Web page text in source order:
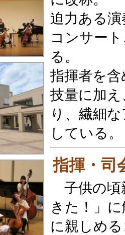
迫力ある
コンサー
る。
指揮者を
技量に加
り、繊細
している。
指揮・
子供の頃
きた！」
に親しめ